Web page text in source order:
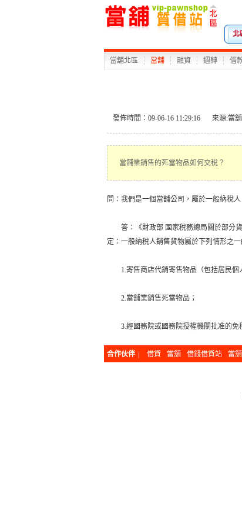
北
當舖北區 當舖 融資 週轉 借
發佈時間：09-06-16 11:29:16 來源:當舖
當舖業銷售的死當物品如何交稅？
問：我們是一個當舖公司，屬於一般納稅
答：《財政部 國家稅務總局關於部分
定：一般納稅人銷售貨物屬於下列情形之
1.寄售商店代銷寄售物品（包括居民個
2.當舖業銷售死當物品；
3.經國務院或國務院授權機關批准的免
合作伙伴 借貸 當舖 借錢借貸站 當